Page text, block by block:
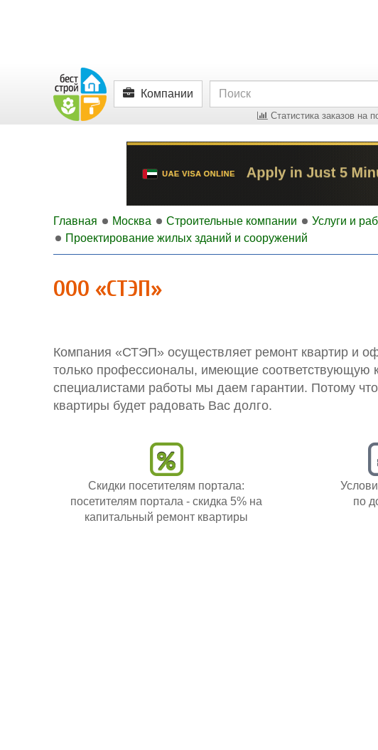
Компании
Статистика заказов на
Главная Москва Строительные компании Услуги и
Проектирование жилых зданий и сооружений
ООО «СТЭП»
Компания «СТЭП» осуществляет ремонт квартир и
только профессионалы, имеющие
специалистами работы мы даем гарантии. Потому
квартиры будет радовать Вас долго.
Скидки посетителям портала:
посетителям портала - скидка 5% на
капитальный ремонт квартиры
по